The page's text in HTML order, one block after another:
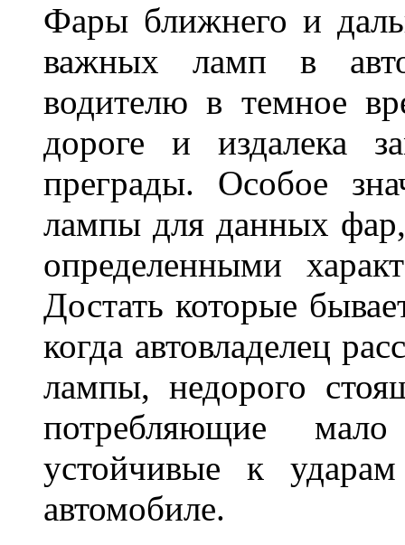
Фары ближнего и
важных ламп в
водителю в темное
дороге и издалека
преграды. Особое
лампы для данных
определенными
Достать которые
когда автовладелец
лампы, недорого
потребляющие
устойчивые к
автомобиле.